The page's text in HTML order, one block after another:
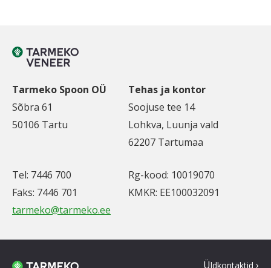
Tarmeko Spoon OÜ
Sõbra 61
50106 Tartu
Tehas ja kontor
Soojuse tee 14
Lohkva, Luunja vald
62207 Tartumaa
Tel: 7446 700
Faks: 7446 701
tarmeko@tarmeko.ee
Rg-kood: 10019070
KMKR: EE100032091
Üldkontaktid